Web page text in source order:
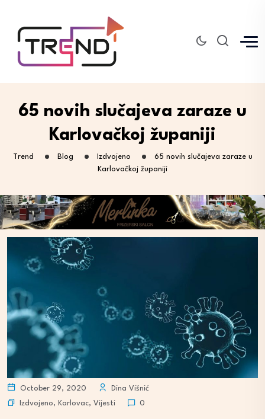
65 novih slučajeva zaraze u
Karlovačkoj županiji
Trend Blog Izdvojeno
65 novih slučajeva zaraze u
Karlovačkoj županiji
October 29, 2020
Dina Višnić
Izdvojeno, Karlovac, Vijesti 0